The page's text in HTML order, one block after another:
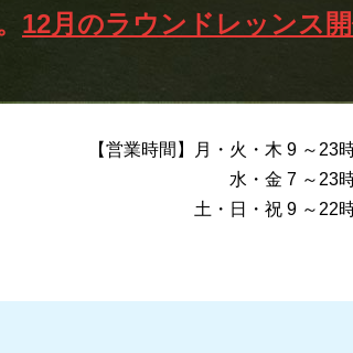
12月のラウンドレッンス開
【営業時間】月・火・木 9 ～23
水・金 7 ～23
土・日・祝 9 ～22